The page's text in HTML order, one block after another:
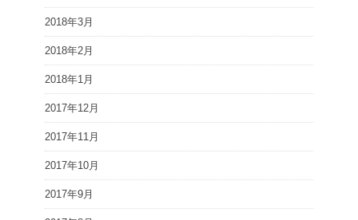
2018年3月
2018年2月
2018年1月
2017年12月
2017年11月
2017年10月
2017年9月